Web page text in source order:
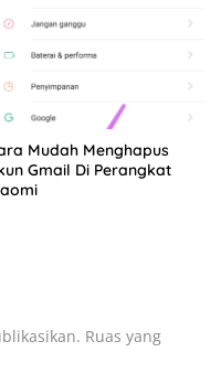
Mudah Menghapus
Gmail Di Perangkat
Ruas yang